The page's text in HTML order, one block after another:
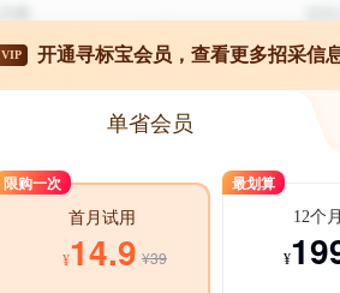
VIP 开通寻标宝会员，查看更多招采信
单省会员
限购一次
首月试用
¥14.9 ¥39
最划算
12个月
¥